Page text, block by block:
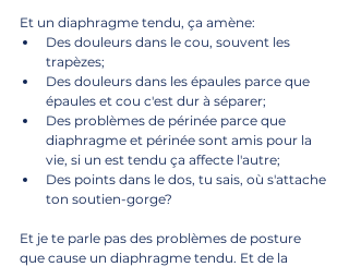
Et un diaphragme tendu, ça amène:
Des douleurs dans le cou, souvent les
trapèzes;
Des douleurs dans les épaules parce que
épaules et cou c'est dur à séparer;
Des problèmes de périnée parce que
diaphragme et périnée sont amis pour la
vie, si un est tendu ça affecte l'autre;
Des points dans le dos, tu sais, où s'attache
ton soutien-gorge?
Et je te parle pas des problèmes de posture
que cause un diaphragme tendu. Et de la